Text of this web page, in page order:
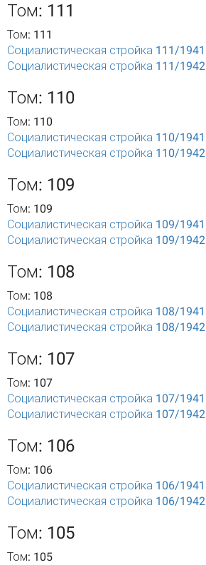
Том: 111
Том: 111
Социалистическая стройка 111/1941
Социалистическая стройка 111/1942
Том: 110
Том: 110
Социалистическая стройка 110/1941
Социалистическая стройка 110/1942
Том: 109
Том: 109
Социалистическая стройка 109/1941
Социалистическая стройка 109/1942
Том: 108
Том: 108
Социалистическая стройка 108/1941
Социалистическая стройка 108/1942
Том: 107
Том: 107
Социалистическая стройка 107/1941
Социалистическая стройка 107/1942
Том: 106
Том: 106
Социалистическая стройка 106/1941
Социалистическая стройка 106/1942
Том: 105
Том: 105